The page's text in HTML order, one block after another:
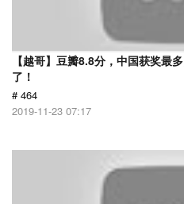
【越哥】豆瓣8.8分，中国获奖最
了！
# 464
2019-11-23 07:17